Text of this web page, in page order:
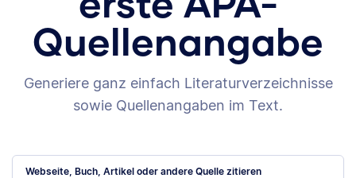
Quellenangabe
Generiere ganz einfach Literaturverzeichnisse
sowie Quellenangaben im Text.
Webseite, Buch, Artikel oder andere Quelle zitieren